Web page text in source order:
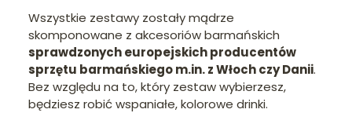
Wszystkie zestawy zostały mądrze
skomponowane z akcesoriów barmańskich
sprawdzonych europejskich producentów
sprzętu barmańskiego m.in. z Włoch czy Danii.
Bez względu na to, który zestaw wybierzesz,
będziesz robić wspaniałe, kolorowe drinki.